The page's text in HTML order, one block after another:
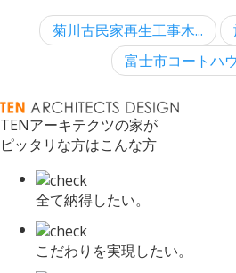
菊川古民家再生工事木...
富士市コートハ
TENアーキテクツの家が
ピッタリな方はこんな方
全て納得したい。
こだわりを実現したい。